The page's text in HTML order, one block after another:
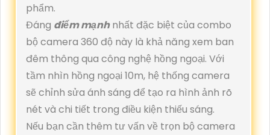
phẩm.
Đáng điểm mạnhnhất đặc biệt của combo
bộ camera 360 độ này là khả năng xem ban
đêm thông qua công nghệ hồng ngoại. Với
tầm nhìn hồng ngoại 10m, hệ thống camera
sẽ chỉnh sửa ánh sáng để tạo ra hình ảnh rõ
nét và chi tiết trong điều kiện thiếu sáng.
Nếu bạn cần thêm tư vấn về trọn bộ camera